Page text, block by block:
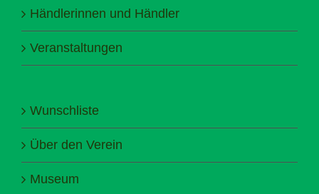
Händlerinnen und Händler
Veranstaltungen
Wunschliste
Über den Verein
Museum